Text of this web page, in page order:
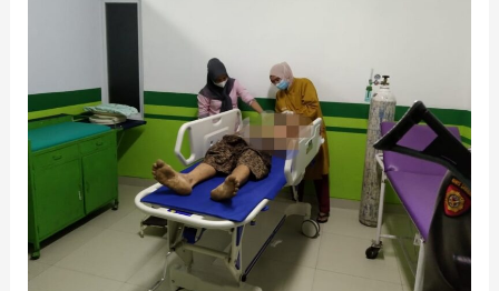
Pelaku
Begal
di
Lebong
Tewas
Ditembak